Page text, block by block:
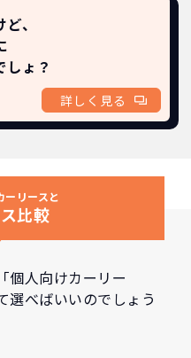
、
しょ？
詳しく見る
リースと
比較
個人向けカーリー
選べばいいのでしょう